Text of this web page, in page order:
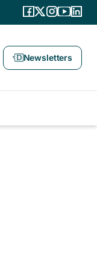
Newsletters